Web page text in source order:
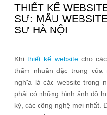
THIẾT KẾ
SƯ: MẪU
SƯ HÀ NỘI
Khithiết kế websitecho các
thấm nhuần đặc trưng
nghĩa là các website trong
phải có những hình ảnh đồ
kỳ, các công nghệ mới nhất.